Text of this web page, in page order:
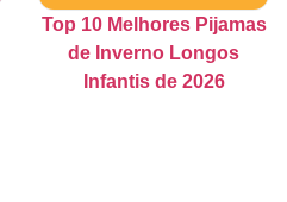
Top 10 Melhores Pijamas
de Inverno Longos
Infantis de 2026